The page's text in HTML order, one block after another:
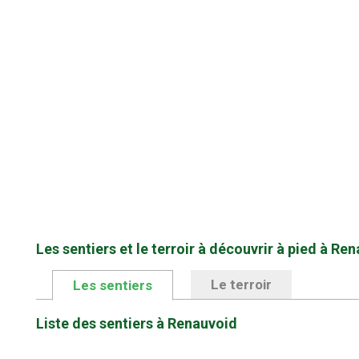
Les sentiers et le terroir à découvrir à pied à
Les sentiers Le terroir
Liste des sentiers à Renauvoid